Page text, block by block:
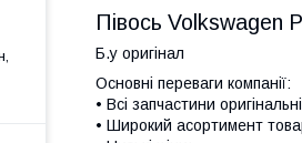
Півось Volkswagen
Б.у оригінал
Основні переваги компанії:
• Всі запчастини
• Широкий асортимент